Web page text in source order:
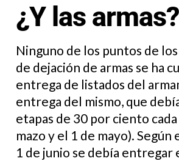
¿Y las armas?
Ninguno de los puntos de
de dejación de armas se ha
entrega de listados del
entrega del mismo, que
etapas de 30 por ciento cada
mazo y el 1 de mayo). Según
1 de junio se debía entregar